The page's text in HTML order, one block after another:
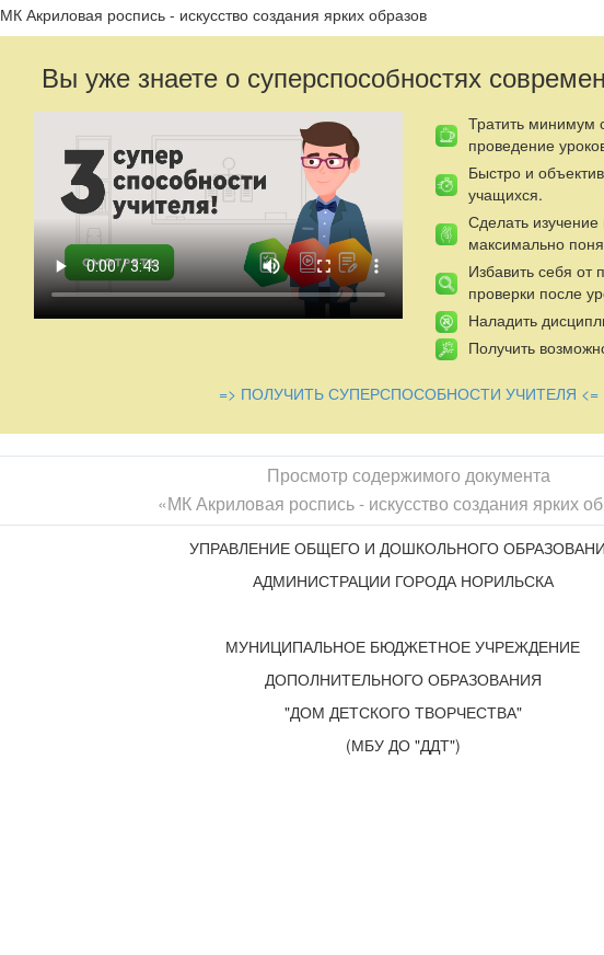
МК Акриловая роспись - искусство создания ярких образов
Вы уже знаете о суперспособностях
Тратить минимум
проведение
Быстро и
учащихся.
Сделать
максимально
Избавить себя от
проверки после
Наладить
Получить
=> ПОЛУЧИТЬ СУПЕРСПОСОБНОСТИ УЧИТЕЛЯ <=
Просмотр содержимого документа
«МК Акриловая роспись - искусство создания ярких
УПРАВЛЕНИЕ ОБЩЕГО И ДОШКОЛЬНОГО
АДМИНИСТРАЦИИ ГОРОДА НОРИЛЬСКА
МУНИЦИПАЛЬНОЕ БЮДЖЕТНОЕ УЧРЕЖДЕНИЕ
ДОПОЛНИТЕЛЬНОГО ОБРАЗОВАНИЯ
"ДОМ ДЕТСКОГО ТВОРЧЕСТВА"
(МБУ ДО "ДДТ")